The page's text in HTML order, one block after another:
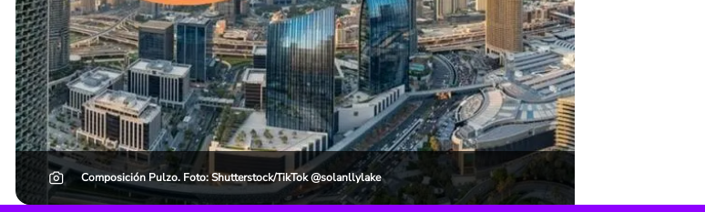
Composición Pulzo. Foto: Shutterstock/TikTok @solanllylake